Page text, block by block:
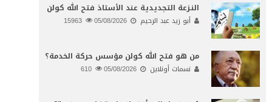
النـزعة التجديدية عند الأستاذ فتح الله كولن
أبو زيد عبد الرحيم 05/08/2026
من هو فتح الله كولن مؤسس حركة الخدمة؟
نسمات أونلاين 05/08/2026